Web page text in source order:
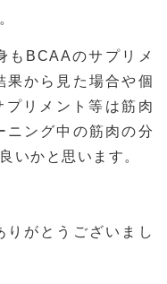
もBCAAのサプリメ
果から見た場合や個
プリメント等は筋肉
ニング中の筋肉の分
いかと思います。
りがとうございまし